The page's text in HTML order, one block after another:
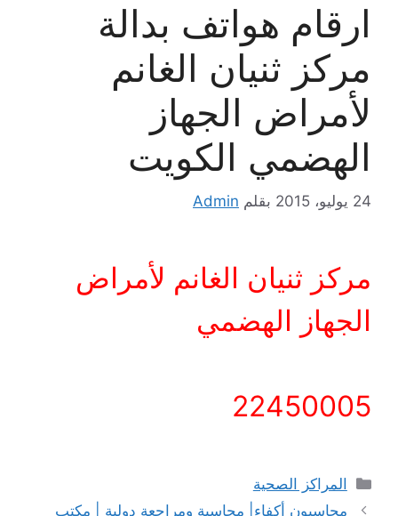
ارقام هواتف بدالة
مركز ثنيان الغانم
لأمراض الجهاز
الهضمي الكويت
24 يوليو، 2015 بقلم Admin
مركز ثنيان الغانم لأمراض
الجهاز الهضمي
22450005
التصنيفات
المراكز الصحية
محاسبون أكفاء| محاسبة ومراجعة دولية | مكتب